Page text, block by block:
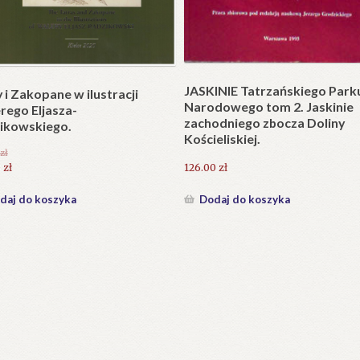
składany). Wydanie
do koszyka
Plakat w wersji składanej.